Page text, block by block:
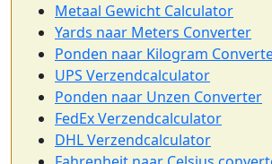
Metaal Gewicht Calculator
Yards naar Meters Converter
Ponden naar Kilogram
UPS Verzendcalculator
Ponden naar Unzen Converter
FedEx Verzendcalculator
DHL Verzendcalculator